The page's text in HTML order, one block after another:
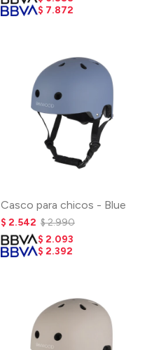
$ 7.872
Casco para chicos - Blue
$ 2.542 $2.990
$ 2.093
$ 2.392